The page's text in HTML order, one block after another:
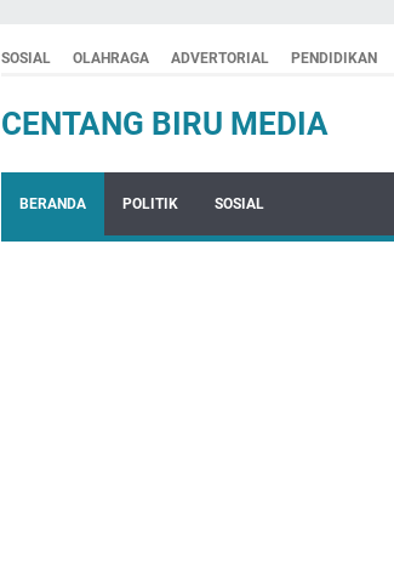
SOSIAL OLAHRAGA ADVERTORIAL PENDIDIKAN
CENTANG BIRU MEDIA
BERANDA POLITIK SOSIAL